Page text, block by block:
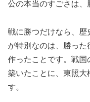
公の本当のすごさは、
戦に勝つだけなら、
が特別なのは、勝っ
作ったことです。戦
築いたことに、東照大
す。